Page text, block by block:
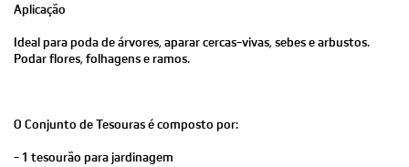
Aplicação
Ideal para poda de árvores, aparar cercas-vivas, sebes e arbustos.
Podar flores, folhagens e ramos.
O Conjunto de Tesouras é composto por:
- 1 tesourão para jardinagem